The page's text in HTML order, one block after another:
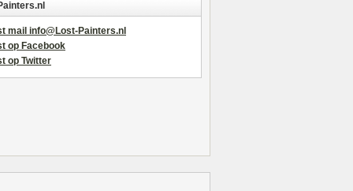
mail info@Lost-Painters.nl
op Facebook
op Twitter